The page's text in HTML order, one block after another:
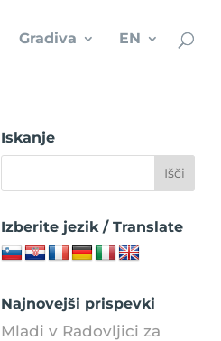
Gradiva EN
Iskanje
Izberite jezik / Translate
Najnovejši prispevki
Mladi v Radovljici za